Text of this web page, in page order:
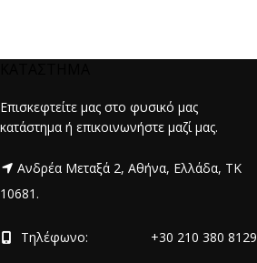
Επισκεφτείτε μας στο φυσικό μας
κατάστημα ή επικοινωνήστε μαζί μας.
Ανδρέα Μεταξά 2, Αθήνα, Ελλάδα, ΤΚ
10681.
Τηλέφωνο: +30 210 380 8129